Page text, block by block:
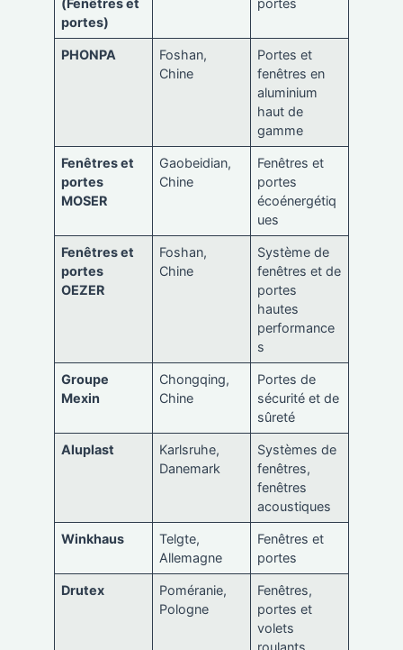
portes)
PHONPA
Foshan,
Chine
Portes et
fenêtres en
aluminium
haut de
gamme
Fenêtres et
portes
MOSER
Gaobeidian,
Chine
Fenêtres et
portes
écoénergétiq
ues
Fenêtres et
portes
OEZER
Foshan,
Chine
Système de
fenêtres et de
portes
hautes
performance
s
Groupe
Mexin
Chongqing,
Chine
Portes de
sécurité et de
sûreté
Aluplast
Karlsruhe,
Danemark
Systèmes de
fenêtres,
fenêtres
acoustiques
Winkhaus
Telgte,
Allemagne
Fenêtres et
portes
Drutex
Poméranie,
Pologne
Fenêtres,
portes et
volets
roulants